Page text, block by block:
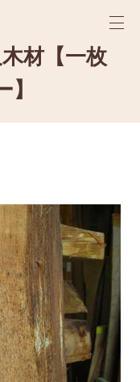
材【一枚